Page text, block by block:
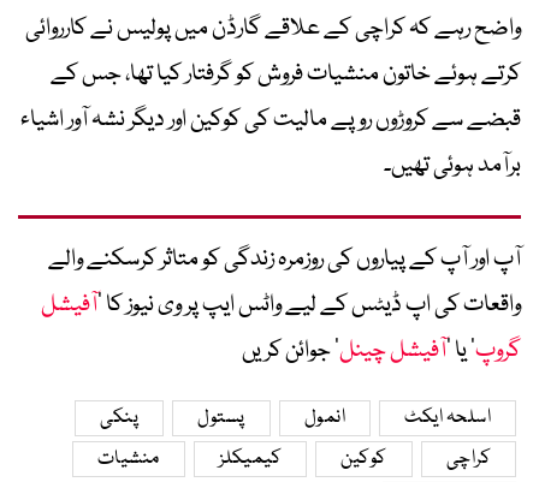
واضح رہے کہ کراچی کے علاقے گارڈن میں پولیس نے کارروائی
کرتے ہوئے خاتون منشیات فروش کو گرفتار کیا تھا، جس کے
قبضے سے کروڑوں روپے مالیت کی کوکین اور دیگر نشہ آور اشیاء
برآمد ہوئی تھیں۔
آپ اور آپ کے پیاروں کی روزمرہ زندگی کو متاثر کرسکنے والے
واقعات کی اپ ڈیٹس کے لیے واٹس ایپ پر وی نیوز کا ’آفیشل
گروپ‘ یا ’آفیشل چینل‘ جوائن کریں
اسلحہ ایکٹ انمول پستول
پنکی
کراچی
کوکین کیمیکلز
منشیات